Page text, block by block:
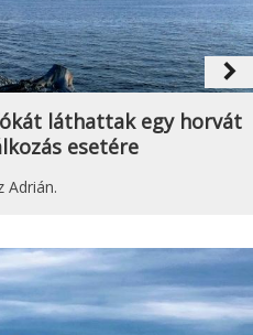
navigate_next
láthattak egy horvát
esetére
Adrián.